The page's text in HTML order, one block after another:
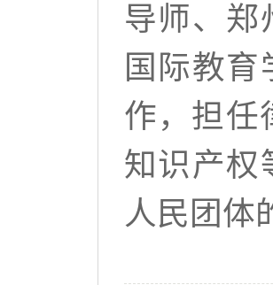
导师、郑
国际教
作，担任
知识产权
人民团体